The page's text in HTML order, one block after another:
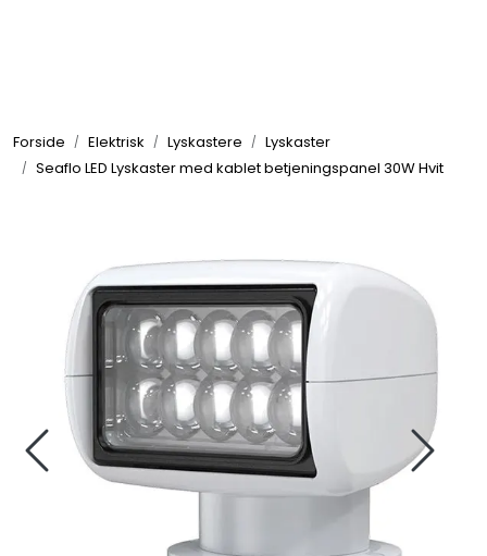
Forside Elektrisk Lyskastere
Lyskaster
Seaflo LED Lyskaster med kablet betjeningspanel 30W Hvit
Elektrisk
Komfort
VVS
Motor/Styring
Fortøyning